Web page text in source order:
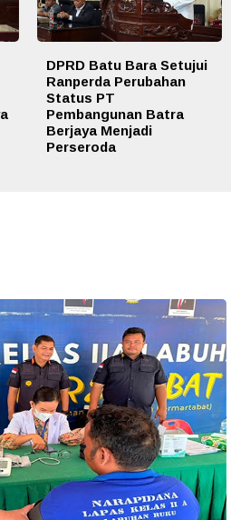
DPRD Batu Bara Setujui
Ranperda Perubahan
Status PT
Pembangunan Batra
Berjaya Menjadi
Perseroda